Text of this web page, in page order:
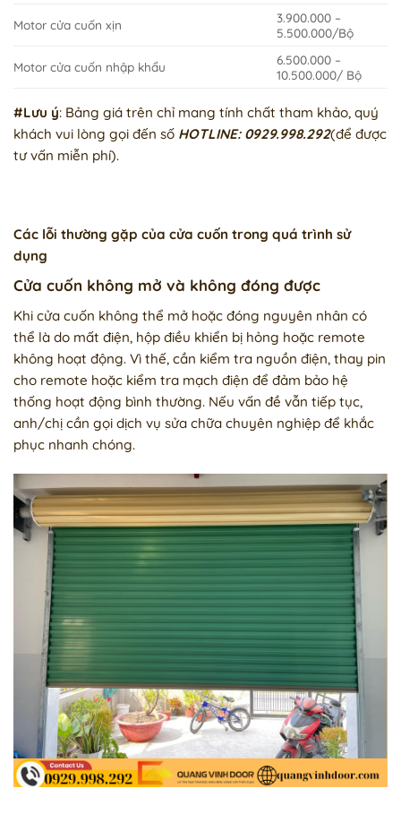
Motor cửa cuốn xịn
3.900.000 –
5.500.000/Bộ
Motor cửa cuốn nhập khẩu
6.500.000 –
10.500.000/ Bộ
#Lưu ý: Bảng giá trên chỉ mang tính chất tham khảo, quý
khách vui lòng gọi đến số HOTLINE: 0929.998.292(để được
tư vấn miễn phí).
Các lỗi thường gặp của cửa cuốn trong quá trình sử
dụng
Cửa cuốn không mở và không đóng được
Khi cửa cuốn không thể mở hoặc đóng nguyên nhân có
thể là do mất điện, hộp điều khiển bị hỏng hoặc remote
không hoạt động. Vì thế, cần kiểm tra nguồn điện, thay pin
cho remote hoặc kiểm tra mạch điện để đảm bảo hệ
thống hoạt động bình thường. Nếu vấn đề vẫn tiếp tục,
anh/chị cần gọi dịch vụ sửa chữa chuyên nghiệp để khắc
phục nhanh chóng.